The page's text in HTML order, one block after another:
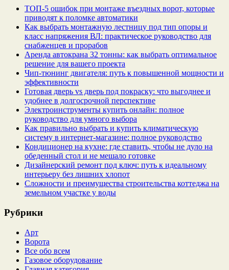
ТОП-5 ошибок при монтаже въездных ворот, которые
приводят к поломке автоматики
Как выбрать монтажную лестницу под тип опоры и
класс напряжения ВЛ: практическое руководство для
снабженцев и прорабов
Аренда автокрана 32 тонны: как выбрать оптимальное
решение для вашего проекта
Чип‑тюнинг двигателя: путь к повышенной мощности и
эффективности
Готовая дверь vs дверь под покраску: что выгоднее и
удобнее в долгосрочной перспективе
Электроинструменты купить онлайн: полное
руководство для умного выбора
Как правильно выбрать и купить климатическую
систему в интернет‑магазине: полное руководство
Кондиционер на кухне: где ставить, чтобы не дуло на
обеденный стол и не мешало готовке
Дизайнерский ремонт под ключ: путь к идеальному
интерьеру без лишних хлопот
Сложности и преимущества строительства коттеджа на
земельном участке у воды
Рубрики
Арт
Ворота
Все обо всем
Газовое оборудование